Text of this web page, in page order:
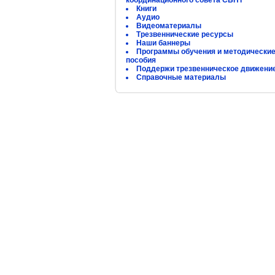
Книги
Аудио
Видеоматериалы
Трезвеннические ресурсы
Наши баннеры
Программы обучения и методические
пособия
Поддержи трезвенническое
Справочные материалы